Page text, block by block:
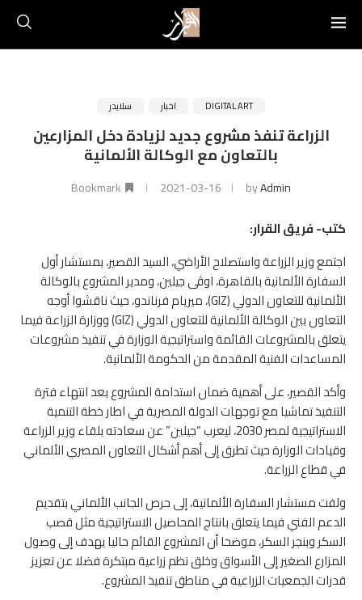
DIGITAL ART اخبار سلايدر
الزراعة تنفذ مشروع جديد لزيادة دخل المزارعين
بالتعاون مع الوكالة الألمانية
byAdmin
2021-03-16
Bookmark
كتب- فريق القرار:
اجتمع وزير الزراعة واستصلاح الأراضي، السيد القصير، بمستشار أول
السفارة الألمانية بالقاهرة، اوڤى جيلين، ومدير المشروع بالوكالة
الألمانية للتعاون الدولي (GIZ)، ميريام فرناندو، حيث ناقشوا أوجه
التعاون بين الوكالة الألمانية للتعاون الدولي (GIZ) ووزارة الزراعة فيما
يتعلق بالمشروعات القائمة واستراتيجية الوزارة في تنفيذ مشروعات
المساعدات الفنية المقدمة من الحكومة الألمانية.
وأكد القصير، على أهمية ضمان استدامة المشروع بعد انتهاء فترة
التنفيذ تماشيا مع توجهات الدولة المصرية في اطار خطة التنمية
الاستراتيجية لمصر 2030، ليعرب “جيلين” عن سعادته بلقاء وزير الزراعة
وقيادات الوزارة حيث تطرق إلى أهم أشكال التعاون المصري الألماني
في قطاع الزراعة.
ولفت مستشار السفارة الألمانية، إلى حرص الجانب الألماني بتقديم
الدعم الفني فيما يتعلق بانتاج المحاصيل الاستراتيجية مثل قصب
السكر وبنجر السكر، موضحا أن المشروع القائم حاليا يهدف إلى وصول
المزارع الصغير إلى الأسواق وخلق نظم زراعية مبتكرة فضلا عن تعزيز
قدرات الجمعيات الزراعية في مناطق تنفيذ المشروع.